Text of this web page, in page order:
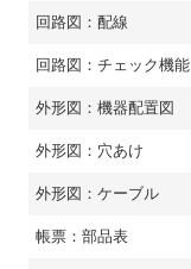
回路図：配線
回路図：チェック機能
外形図：機器配置図
外形図：穴あけ
外形図：ケーブル
帳票：部品表